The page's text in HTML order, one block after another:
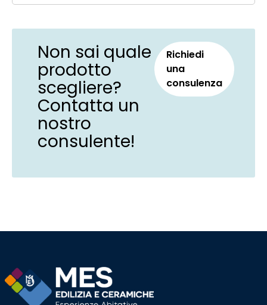
Non sai quale
prodotto
scegliere?
Contatta un
nostro
consulente!
Richiedi
una
consulenza